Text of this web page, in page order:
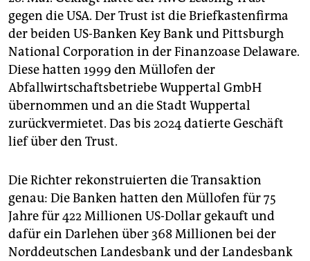
gegen die USA. Der Trust ist die Briefkastenfirma
der beiden US-Banken Key Bank und Pittsburgh
National Corporation in der Finanzoase Delaware.
Diese hatten 1999 den Müllofen der
Abfallwirtschaftsbetriebe Wuppertal GmbH
übernommen und an die Stadt Wuppertal
zurückvermietet. Das bis 2024 datierte Geschäft
lief über den Trust.
Die Richter rekonstruierten die Transaktion
genau: Die Banken hatten den Müllofen für 75
Jahre für 422 Millionen US-Dollar gekauft und
dafür ein Darlehen über 368 Millionen bei der
Norddeutschen Landesbank und der Landesbank